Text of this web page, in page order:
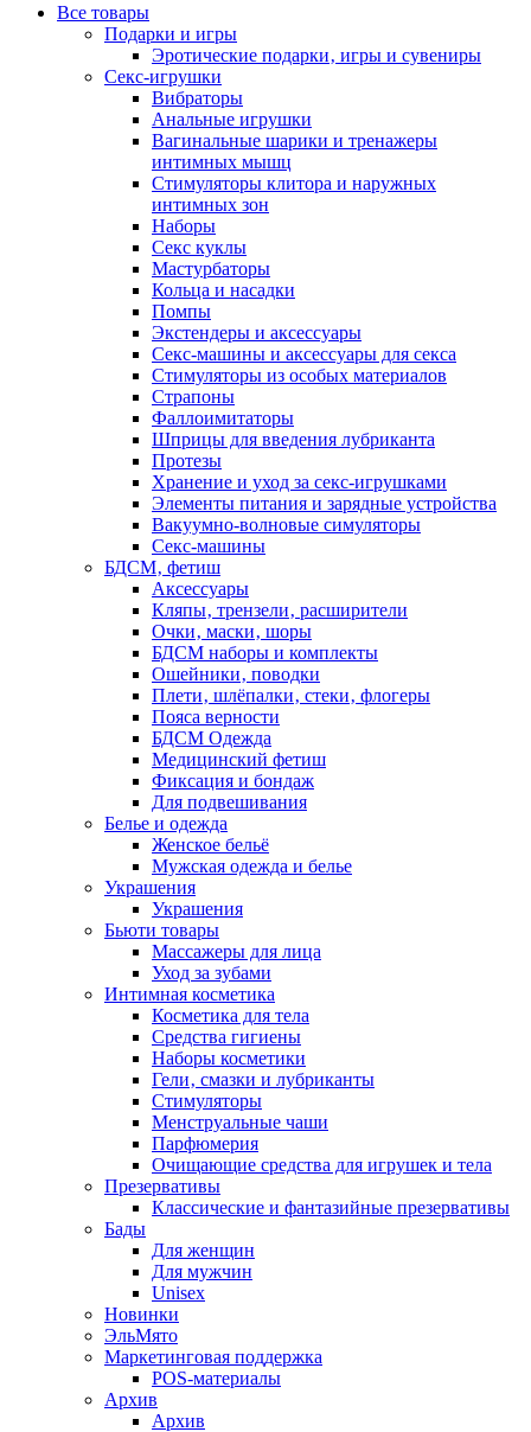
Все товары
Подарки и игры
Эротические подарки‚ игры и сувениры
Секс-игрушки
Вибраторы
Анальные игрушки
Вагинальные шарики и тренажеры
интимных мышц
Стимуляторы клитора и наружных
интимных зон
Наборы
Секс куклы
Мастурбаторы
Кольца и насадки
Помпы
Экстендеры и аксессуары
Секс-машины и аксессуары для секса
Стимуляторы из особых материалов
Страпоны
Фаллоимитаторы
Шприцы для введения лубриканта
Протезы
Хранение и уход за секс-игрушками
Элементы питания и зарядные устройства
Вакуумно-волновые симуляторы
Секс-машины
БДСМ‚ фетиш
Аксессуары
Кляпы‚ трензели‚ расширители
Очки‚ маски‚ шоры
БДСМ наборы и комплекты
Ошейники‚ поводки
Плети‚ шлёпалки‚ стеки‚ флогеры
Пояса верности
БДСМ Одежда
Медицинский фетиш
Фиксация и бондаж
Для подвешивания
Белье и одежда
Женское бельё
Мужская одежда и белье
Украшения
Украшения
Бьюти товары
Массажеры для лица
Уход за зубами
Интимная косметика
Косметика для тела
Средства гигиены
Наборы косметики
Гели‚ смазки и лубриканты
Стимуляторы
Менструальные чаши
Парфюмерия
Очищающие средства для игрушек и тела
Презервативы
Классические и фантазийные презервативы
Бады
Для женщин
Для мужчин
Unisex
Новинки
ЭльМято
Маркетинговая поддержка
POS-материалы
Архив
Архив